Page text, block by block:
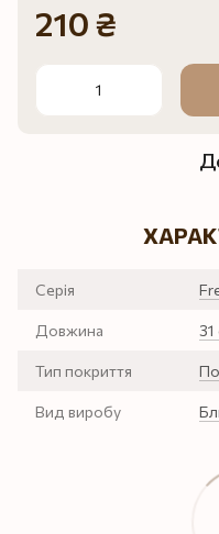
210 ₴
Серія
Довжина 31
Тип покриття
Вид виробу